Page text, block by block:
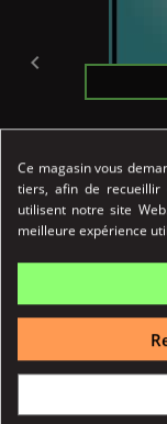

Résistance
compatible
Description Détail
Ce magasin vous
tiers, afin de recueillir
utilisent notre site
meilleure expérience